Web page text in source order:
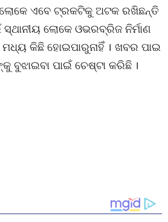
ଏବେ ଟ୍ରକଟିକୁ ଅଟକ ରଖିଛନ୍ତି
ସ୍ଥାନୀୟ ଲୋକେ ଓଭରବ୍ରିଜ ନିର୍ମାଣ
କିଛି ହୋଇପାରୁନାହିଁ । ଖବର ପାଇ
ପାଇଁ ଚେଷ୍ଟା କରିଛି ।